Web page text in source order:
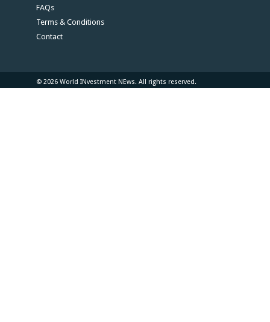
FAQs
Terms & Conditions
Contact
© 2026 World INvestment NEws. All rights reserved.